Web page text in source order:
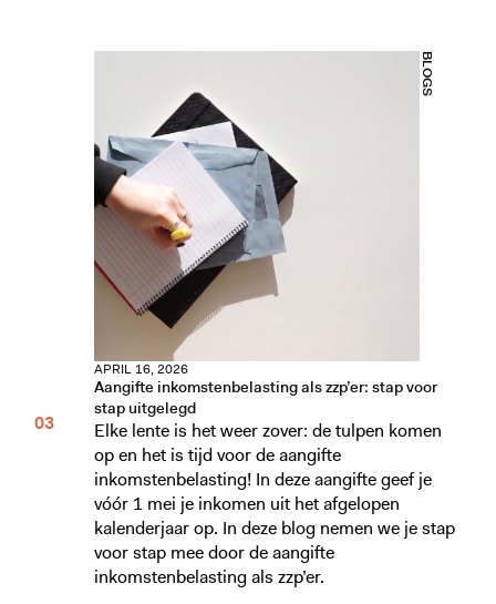
BLOGS
APRIL 16, 2026
Aangifte inkomstenbelasting als zzp’er: stap voor
stap uitgelegd
Elke lente is het weer zover: de tulpen komen
op en het is tijd voor de aangifte
inkomstenbelasting! In deze aangifte geef je
vóór 1 mei je inkomen uit het afgelopen
kalenderjaar op. In deze blog nemen we je stap
voor stap mee door de aangifte
inkomstenbelasting als zzp’er.